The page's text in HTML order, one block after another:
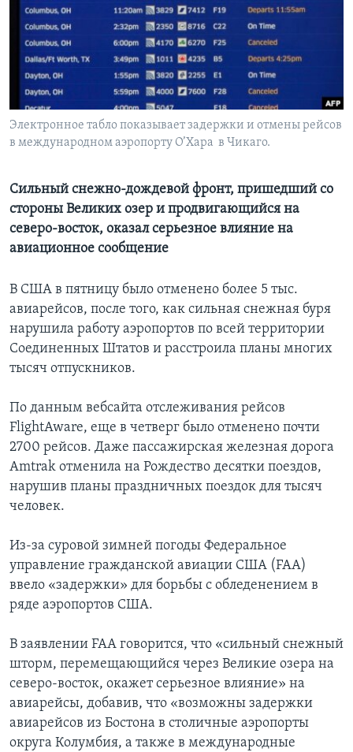
Learning English
СОЦИАЛЬНЫЕ СЕТИ
Языки
Электронное табло показывает задержки и отмены рейсов
в международном аэропорту О’Хара в Чикаго.
Сильный снежно-дождевой фронт, пришедший со
стороны Великих озер и продвигающийся на
северо-восток, оказал серьезное влияние на
авиационное сообщение
В США в пятницу было отменено более 5 тыс.
авиарейсов, после того, как сильная снежная буря
нарушила работу аэропортов по всей территории
Соединенных Штатов и расстроила планы многих
тысяч отпускников.
По данным вебсайта отслеживания рейсов
FlightAware, еще в четверг было отменено почти
2700 рейсов. Даже пассажирская железная дорога
Amtrak отменила на Рождество десятки поездов,
нарушив планы праздничных поездок для тысяч
человек.
Из-за суровой зимней погоды Федеральное
управление гражданской авиации США (FAA)
ввело «задержки» для борьбы с обледенением в
ряде аэропортов США.
В заявлении FAA говорится, что «сильный снежный
шторм, перемещающийся через Великие озера на
северо-восток, окажет серьезное влияние» на
авиарейсы, добавив, что «возможны задержки
авиарейсов из Бостона в столичные аэропорты
округа Колумбия, а также в международные